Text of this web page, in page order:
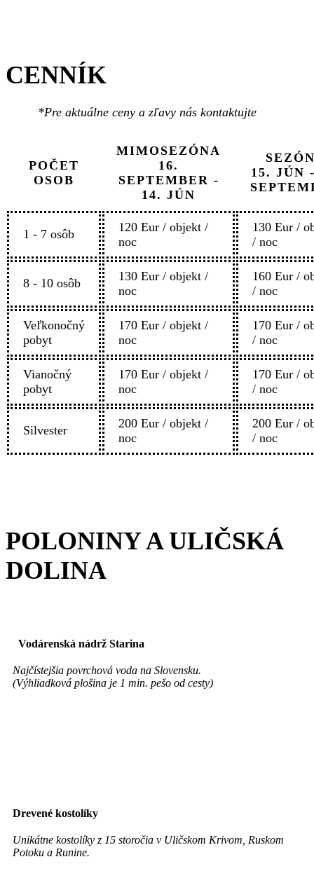
CEN​NÍK
*Pre aktuálne ceny a zľavy nás kontaktujte
POČET
OSOB
MIMOSEZÓNA
16.
SEPTEMBER -
14. JÚN
15. JÚN
1 - 7 osôb
120 Eur / objekt /
noc
130 Eur /
/ noc
8 - 10 osôb
130 Eur / objekt /
noc
160 Eur /
/ noc
Veľkonočný
pobyt
170 Eur / objekt /
noc
170 Eur /
/ noc
Vianočný
pobyt
170 Eur / objekt /
noc
170 Eur /
/ noc
Silvester
200 Eur / objekt /
noc
200 Eur /
/ noc
POLONINY A ULIČSKÁ
DOLINA
Vodárenská nádrž Starina
Najčístejšia povrchová voda na Slovensku.
(Výhliadková plošina je 1 min. pešo od cesty)
Drevené kostolíky
Unikátne kostolíky z 15 storočia v Uličskom Krivom, Ruskom
Potoku a Runine.